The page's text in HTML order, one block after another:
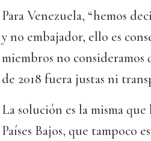
Para Venezuela, “hemos
y no embajador, ello es
miembros no consideramos
de 2018 fuera justas ni
La solución es la misma
Países Bajos, que tampoco